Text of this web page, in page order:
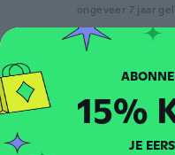
ongeveer 7 jaar
真 Lid geworden van
かわいいです
ongeveer 7 jaar
15%
JE